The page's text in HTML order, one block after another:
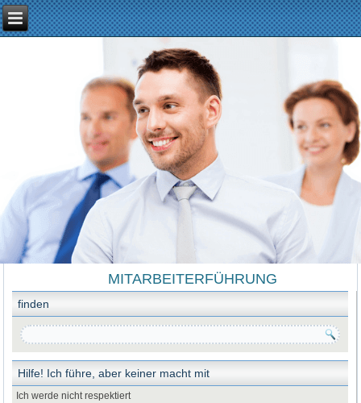
MITARBEITERFÜHRUNG
finden
Hilfe! Ich führe, aber keiner macht mit
Ich werde nicht respektiert